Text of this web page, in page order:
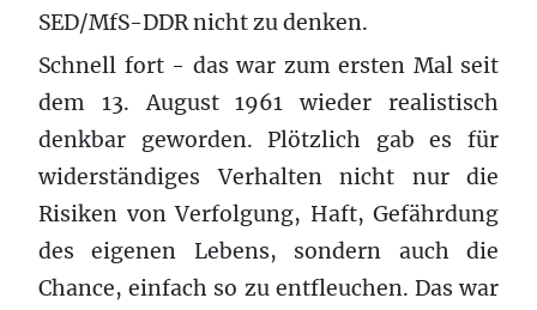
SED/MfS-DDR nicht zu denken.
Schnell fort - das war zum ersten Mal seit
dem 13. August 1961 wieder realistisch
denkbar geworden. Plötzlich gab es für
widerständiges Verhalten nicht nur die
Risiken von Verfolgung, Haft, Gefährdung
des eigenen Lebens, sondern auch die
Chance, einfach so zu entfleuchen. Das war